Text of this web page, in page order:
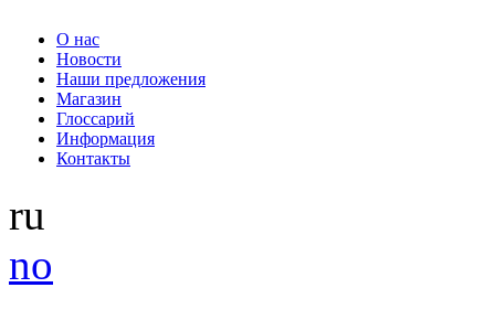
О нас
Новости
Наши предложения
Магазин
Глоссарий
Информация
Контакты
ru
no